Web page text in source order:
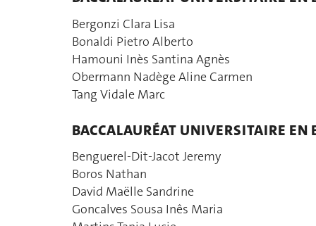
Bergonzi Clara Lisa
Bonaldi Pietro Alberto
Hamouni Inès Santina Agnès
Obermann Nadège Aline Carmen
Tang Vidale Marc
BACCALAURÉAT UNIVERSITAIRE EN
Benguerel-Dit-Jacot Jeremy
Boros Nathan
David Maëlle Sandrine
Goncalves Sousa Inês Maria